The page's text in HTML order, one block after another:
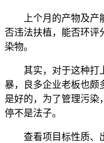
上个月的产物及产能
否违法扶植，能否环评
染物。
其实，对于这种打上
暴，良多企业老板也颇
是好的，为了管理污染
停不是法子。
查看项目标性质、出